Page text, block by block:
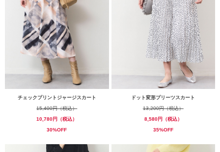
チェックプリントジャージスカート
15,400円（税込）
10,780円（税込）
30%OFF
ドット変形プリーツスカート
13,200円（税込）
8,580円（税込）
35%OFF